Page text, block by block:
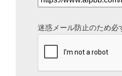
迷惑メール防止のため必